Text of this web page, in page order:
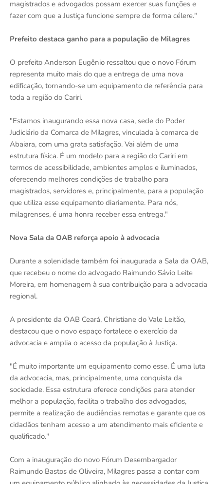
magistrados e advogados possam exercer suas funções e
fazer com que a Justiça funcione sempre de forma célere."
Prefeito destaca ganho para a população de Milagres
O prefeito Anderson Eugênio ressaltou que o novo Fórum
representa muito mais do que a entrega de uma nova
edificação, tornando-se um equipamento de referência para
toda a região do Cariri.
"Estamos inaugurando essa nova casa, sede do Poder
Judiciário da Comarca de Milagres, vinculada à comarca de
Abaiara, com uma grata satisfação. Vai além de uma
estrutura física. É um modelo para a região do Cariri em
termos de acessibilidade, ambientes amplos e iluminados,
oferecendo melhores condições de trabalho para
magistrados, servidores e, principalmente, para a população
que utiliza esse equipamento diariamente. Para nós,
milagrenses, é uma honra receber essa entrega."
Nova Sala da OAB reforça apoio à advocacia
Durante a solenidade também foi inaugurada a Sala da OAB,
que recebeu o nome do advogado Raimundo Sávio Leite
Moreira, em homenagem à sua contribuição para a advocacia
regional.
A presidente da OAB Ceará, Christiane do Vale Leitão,
destacou que o novo espaço fortalece o exercício da
advocacia e amplia o acesso da população à Justiça.
"É muito importante um equipamento como esse. É uma luta
da advocacia, mas, principalmente, uma conquista da
sociedade. Essa estrutura oferece condições para atender
melhor a população, facilita o trabalho dos advogados,
permite a realização de audiências remotas e garante que os
cidadãos tenham acesso a um atendimento mais eficiente e
qualificado."
Com a inauguração do novo Fórum Desembargador
Raimundo Bastos de Oliveira, Milagres passa a contar com